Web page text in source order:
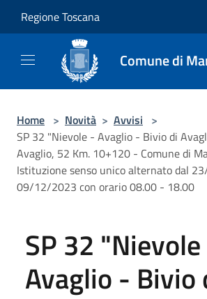
Regione Toscana
Comune di
Home > Novità > Avvisi >
SP 32 "Nievole - Avaglio - Bivio di
Avaglio, 52 Km. 10+120 - Comune di
Istituzione senso unico alternato dal
09/12/2023 con orario 08.00 - 18.00
SP 32
Avaglio - Bivio